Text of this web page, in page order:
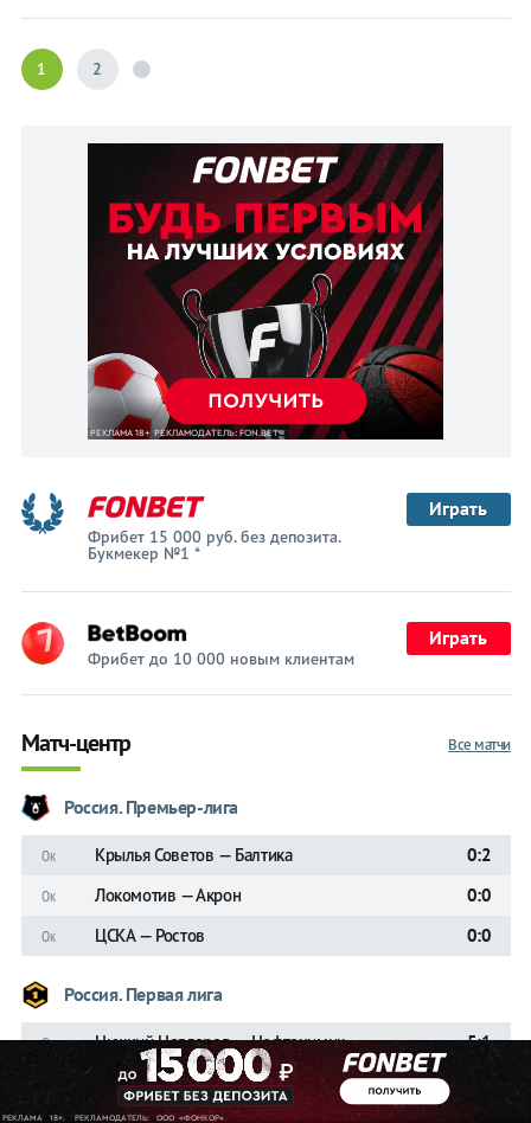
1 2
Фрибет 15 000 руб. без депозита.
Букмекер №1 *
Играть
Фрибет до 10 000 новым клиентам
Играть
Все матчи
Матч-центр
Россия. Премьер-лига
Ок Крылья Советов — Балтика 0:2
Ок Локомотив — Акрон 0:0
Ок ЦСКА — Ростов 0:0
Россия. Первая лига
Ок Нижний Новгород — Нефтехимик 5:1
Урал — Уфа